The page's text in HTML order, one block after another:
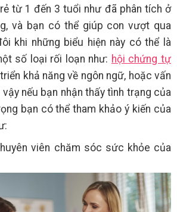
từ 1 đến 3 tuổi như đã phân tích ở
và bạn có thể giúp con vượt qua
khi những biểu hiện này có thể là
số loại rối loạn như: hội chứng tự
khả năng về ngôn ngữ, hoặc vấn
vậy nếu bạn nhận thấy tình trạng của
bạn có thể tham khảo ý kiến của
viên chăm sóc sức khỏe của